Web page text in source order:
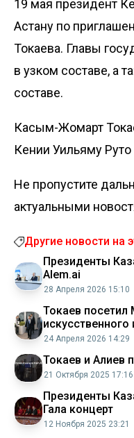
19 мая президент
Астану по
Токаева. Главы
в узком составе, а
составе.
Касым-Жомарт
Кении Уильяму Руто
Не пропустите
актуальными
Другие новости на
Президенты
Alem.ai
28 Апреля 2026 15:10
Токаев
искусственного
24 Апреля 2026 14:29
Токаев и Алиев
21 Октября 2025 17:16
Президенты
Гала концерт
12 Ноября 2025 23:21